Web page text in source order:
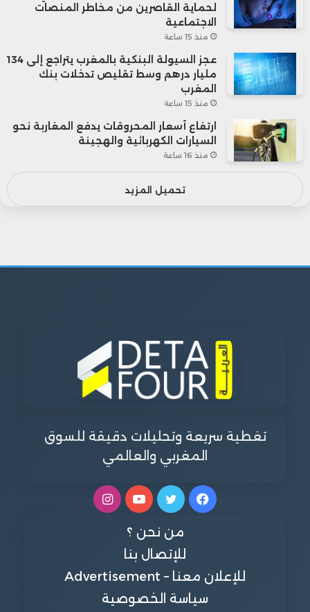
لحماية القاصرين من مخاطر المنصات
الاجتماعية
منذ 15 ساعة
عجز السيولة البنكية بالمغرب يتراجع إلى 134
مليار درهم وسط تقليص تدخلات بنك
المغرب
منذ 15 ساعة
ارتفاع أسعار المحروقات يدفع المغاربة نحو
السيارات الكهربائية والهجينة
منذ 16 ساعة
تحميل المزيد
تغطية سريعة وتحليلات دقيقة للسوق
المغربي والعالمي
فيسبوكتويتر يوتيوبانستقرام
من نحن ؟
للإتصال بنا
للإعلان معنا – Advertisement
سياسة الخصوصية